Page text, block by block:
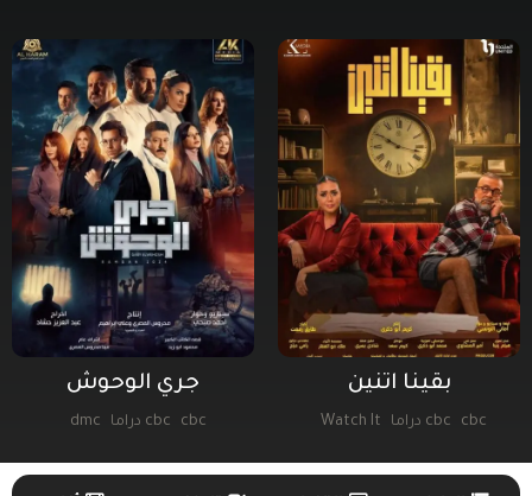
بقينا اتنين
cbc cbc دراما
Watch It
جري الوحوش
cbc cbc دراما
dmc